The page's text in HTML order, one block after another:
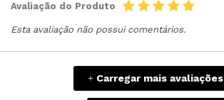
Avaliação do Produto
Esta avaliação não possui comentários.
+ Carregar mais avaliações